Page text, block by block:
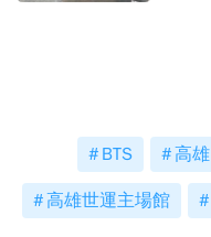
BTS 高雄
高雄世運主場館